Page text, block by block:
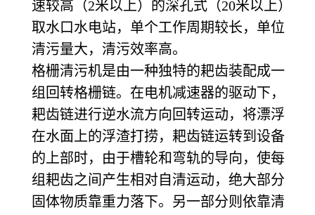
速较高（2米以上）的深孔式（20米以上）
取水口水电站，单个工作周期较长，单位
清污量大，清污效率高。
格栅清污机是由一种独特的耙齿装配成一
组回转格栅链。在电机减速器的驱动下，
耙齿链进行逆水流方向回转运动，将漂浮
在水面上的浮渣打捞，耙齿链运转到设备
的上部时，由于槽轮和弯轨的导向，使每
组耙齿之间产生相对自清运动，绝大部分
固体物质靠重力落下。另一部分则依靠清